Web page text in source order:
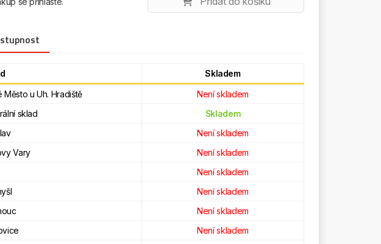
Skladem
Město u Uh. Hradiště
Není skladem
sklad
Skladem
Není skladem
Vary
Není skladem
Není skladem
Není skladem
Není skladem
Není skladem